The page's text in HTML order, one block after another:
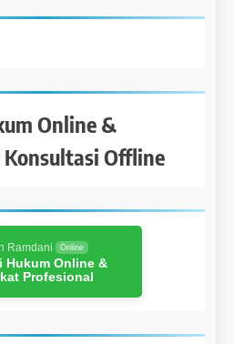
Online &
Offline
Ramdani Online
Hukum Online &
Profesional